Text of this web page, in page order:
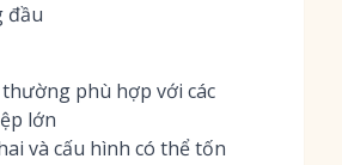
đầu
thường phù hợp với các
lớn
và cấu hình có thể tốn